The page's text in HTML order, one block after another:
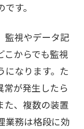
す。
監視やデータ記
こからでも監視
になります。た
常が発生したら
た、複数の装置
業務は格段に効